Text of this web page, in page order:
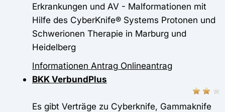
Erkrankungen und AV - Malformationen mit
Hilfe des CyberKnife® Systems Protonen und
Schwerionen Therapie in Marburg und
Heidelberg
Informationen Antrag Onlineantrag
BKK VerbundPlus
Es gibt Verträge zu Cyberknife, Gammaknife